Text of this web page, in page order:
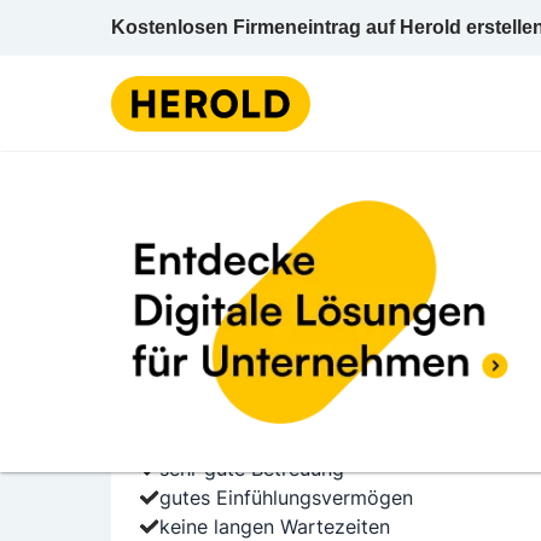
Kostenlosen Firmeneintrag auf Herold
Arzt / Facharzt f
4.8 (4)4 BEWERTUNGEN BEWERTUNG
Dr. med. dent.
Alleestraße 29a 9900 Lienz Lienz Tirol
Arzt / Facharzt f Zahn-, Mund- u
sehr gute Betreuung
gutes Einfühlungsvermögen
keine langen Wartezeiten